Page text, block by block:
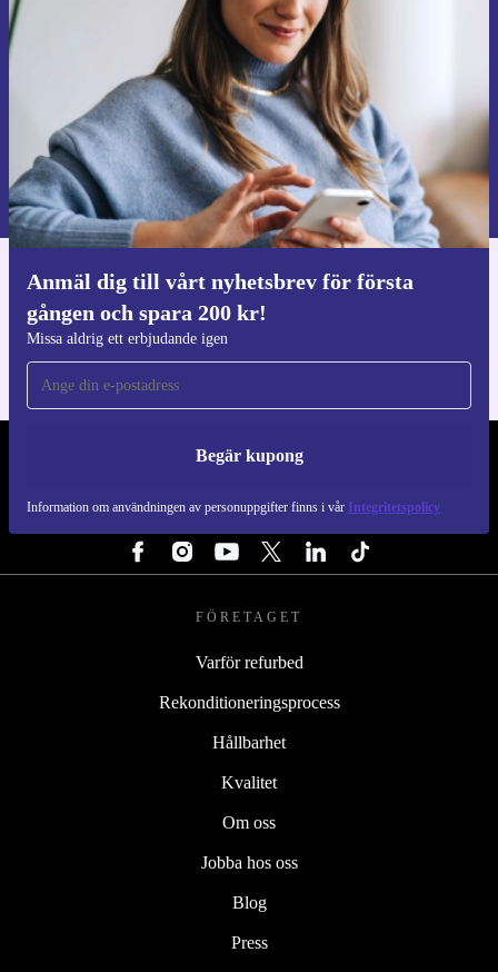
Anmäl dig till vårt nyhetsbrev för första
gången och spara 200 kr!
Missa aldrig ett erbjudande igen
Begär kupong
Information om användningen av personuppgifter finns i vår Integritetspolicy
Missa aldrig ett erbjudande igen.
Begär kupong
Information om användningen av personuppgifter finns i vår
Integritetspolicy
Ladda ner refurbed appen
För iOS och Android
REFURBED SVERIGE - RETHINK NEW.
FÖLJ OSS
FÖRETAGET
Varför refurbed
Rekonditioneringsprocess
Hållbarhet
Kvalitet
Om oss
Jobba hos oss
Blog
Press